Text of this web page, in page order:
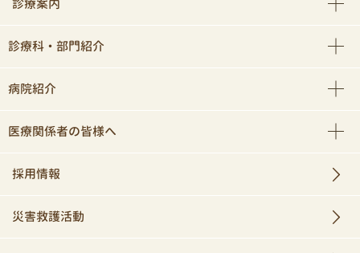
診療案内
診療科・部門紹介
病院紹介
医療関係者の皆様へ
採用情報
災害救護活動